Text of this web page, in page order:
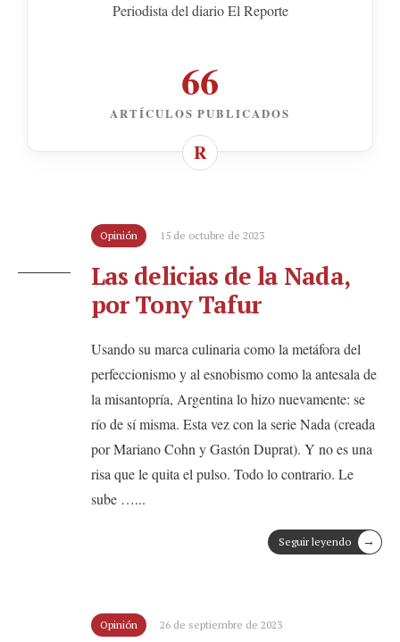
Periodista del diario El Reporte
66
ARTÍCULOS PUBLICADOS
Opinión 15 de octubre de 2023
Las delicias de la Nada,
por Tony Tafur
Usando su marca culinaria como la metáfora del
perfeccionismo y al esnobismo como la antesala de
la misantopría, Argentina lo hizo nuevamente: se
río de sí misma. Esta vez con la serie Nada (creada
por Mariano Cohn y Gastón Duprat). Y no es una
risa que le quita el pulso. Todo lo contrario. Le
sube …...
Seguir leyendo →
Opinión 26 de septiembre de 2023